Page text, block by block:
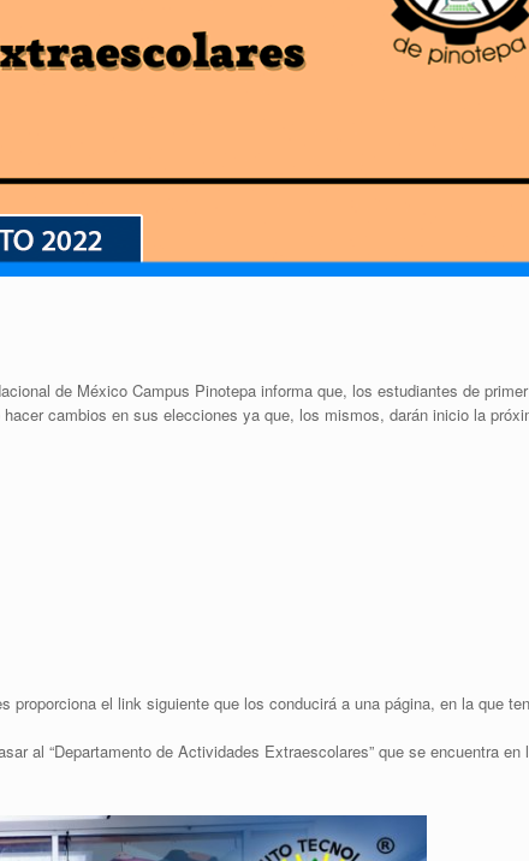
de México Campus Pinotepa informa que, los estudiantes de
cambios en sus elecciones ya que, los mismos, darán inicio la
el link siguiente que los conducirá a una página, en la que
al “Departamento de Actividades Extraescolares” que se encuentra en